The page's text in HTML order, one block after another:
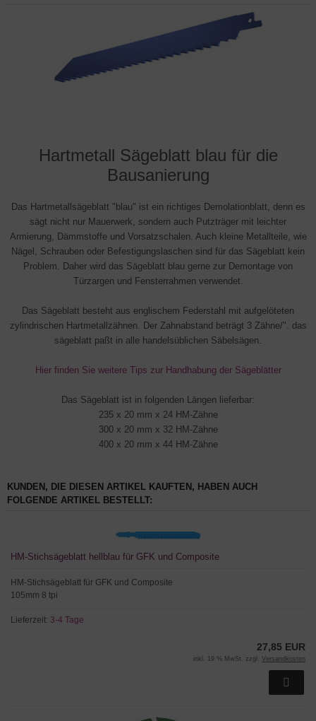
Hartmetall Sägeblatt blau für die
Bausanierung
Das Hartmetallsägeblatt "blau" ist ein richtiges Demolationblatt, denn es
sägt nicht nur Mauerwerk, sondern auch Putzträger mit leichter
Armierung, Dämmstoffe und Vorsatzschalen. Auch kleine Metallteile, wie
Nägel, Schrauben oder Befestigungslaschen sind für das Sägeblatt kein
Problem. Daher wird das Sägeblatt blau gerne zur Demontage von
Türzargen und Fensterrahmen verwendet.
Das Sägeblatt besteht aus englischem Federstahl mit aufgelöteten
zylindrischen Hartmetallzähnen. Der Zahnabstand beträgt 3 Zähne/". das
sägeblatt paßt in alle handelsüblichen Säbelsägen.
Hier finden Sie weitere Tips zur Handhabung der Sägeblätter
Das Sägeblatt ist in folgenden Längen lieferbar:
235 x 20 mm x 24 HM-Zähne
300 x 20 mm x 32 HM-Zähne
400 x 20 mm x 44 HM-Zähne
KUNDEN, DIE DIESEN ARTIKEL KAUFTEN, HABEN AUCH
FOLGENDE ARTIKEL BESTELLT:
HM-Stichsägeblatt hellblau für GFK und Composite
HM-Stichsägeblatt für GFK und Composite
105mm 8 tpi
Lieferzeit: 3-4 Tage
27,85 EUR
inkl. 19 % MwSt. zzgl. Versandkosten